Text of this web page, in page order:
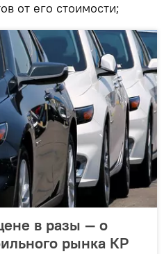
от его стоимости;
в разы — о
рынка КР